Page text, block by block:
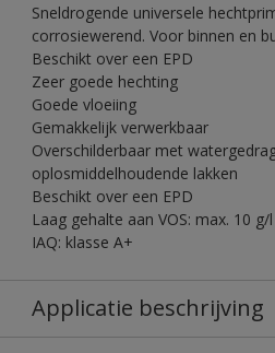
Sneldrogende universele
corrosiewerend. Voor binnen en
Beschikt over een EPD
Zeer goede hechting
Goede vloeiing
Gemakkelijk verwerkbaar
Overschilderbaar met
oplosmiddelhoudende lakken
Beschikt over een EPD
Laag gehalte aan VOS: max. 10 g/l
IAQ: klasse A+
Applicatie beschrijving